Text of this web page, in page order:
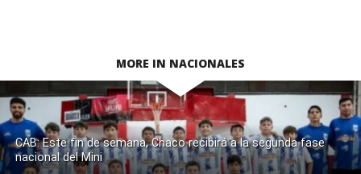
MORE IN NACIONALES
CAB: Este fin de semana, Chaco recibirá a la segunda fase
nacional del Mini